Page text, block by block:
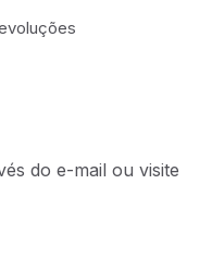
do e-mail ou visite